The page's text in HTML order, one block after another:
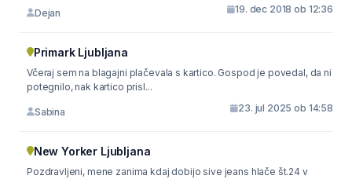
Dejan 19. dec 2018 ob 12:36
Primark Ljubljana
Včeraj sem na blagajni plačevala s kartico. Gospod je povedal, da ni
potegnilo, nak kartico prisl...
Sabina 23. jul 2025 ob 14:58
New Yorker Ljubljana
Pozdravljeni, mene zanima kdaj dobijo sive jeans hlače št.24 v